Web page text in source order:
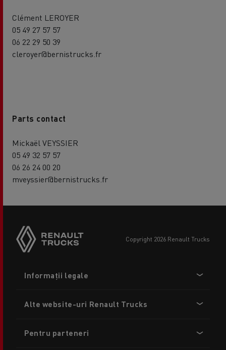
Clément LEROYER
05 49 27 57 57
06 22 29 50 39
cleroyer@bernistrucks.fr
Parts contact
Mickaël VEYSSIER
05 49 32 57 57
06 26 24 00 20
mveyssier@bernistrucks.fr
copyright 2026 Renault Trucks
menu
Informații legale
Alte website-uri Renault Trucks
Pentru parteneri